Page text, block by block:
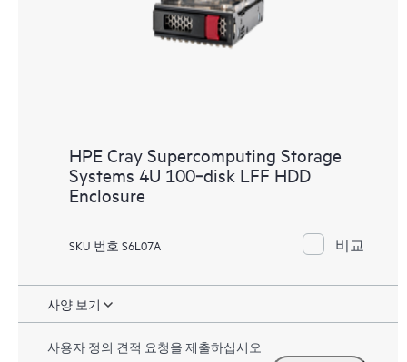
HPE Cray Supercomputing Storage
Systems 4U 100‑disk LFF HDD
Enclosure
SKU 번호 S6L07A 비교
사양 보기
사용자 정의 견적 요청을 제출하십시오